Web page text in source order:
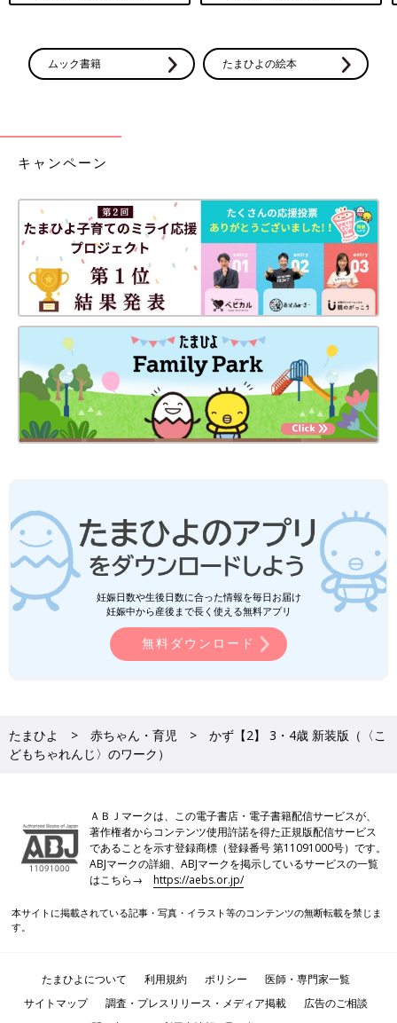
ムック書籍 たまひよの絵本
キャンペーン
妊娠日数や生後日数に合った情報を毎日お届け
妊娠中から産後まで長く使える無料アプリ
無料ダウンロード
たまひよ 赤ちゃん・育児
かず【2】 3・4歳 新装版（〈こ
どもちゃれんじ〉のワーク）
ＡＢＪマークは、この電子書店・電子書籍配信サービスが、
著作権者からコンテンツ使用許諾を得た正規版配信サービス
であることを示す登録商標（登録番号 第11091000号）です。
ABJマークの詳細、ABJマークを掲示しているサービスの一覧
はこちら→https://aebs.or.jp/
本サイトに掲載されている記事・写真・イラスト等のコンテンツの無断転載を禁じま
す。
たまひよについて 利用規約 ポリシー
医師・専門家一覧
サイトマップ
調査・プレスリリース・メディア掲載
広告のご相談